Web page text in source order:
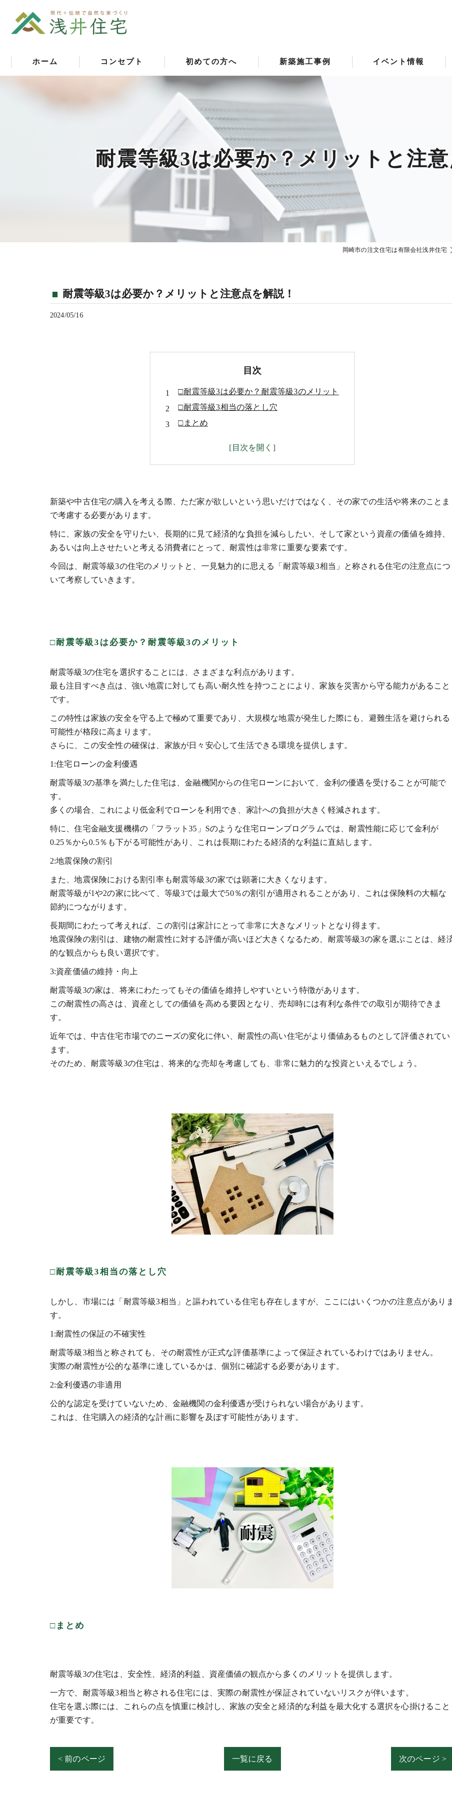
ホーム コンセプト 初めての方へ 新築施工事例 イベント情報
耐震等級3は必要か？メリットと注
岡崎市の注文住宅は有限会社浅井住宅
耐震等級3は必要か？メリットと注意点を解説！
2024/05/16
目次
□耐震等級3は必要か？耐震等級3のメリット
□耐震等級3相当の落とし穴
□まとめ
新築や中古住宅の購入を考える際、ただ家が欲しいという思いだけではなく、その家での生活や将来のことま
で考慮する必要があります。
特に、家族の安全を守りたい、長期的に見て経済的な負担を減らしたい、そして家という資産の価値を維持、
あるいは向上させたいと考える消費者にとって、耐震性は非常に重要な要素です。
今回は、耐震等級3の住宅のメリットと、一見魅力的に思える「耐震等級3相当」と称される住宅の注意点につ
いて考察していきます。
□耐震等級3は必要か？耐震等級3のメリット
耐震等級3の住宅を選択することには、さまざまな利点があります。
最も注目すべき点は、強い地震に対しても高い耐久性を持つことにより、家族を災害から守る能力があること
です。
この特性は家族の安全を守る上で極めて重要であり、大規模な地震が発生した際にも、避難生活を避けられる
可能性が格段に高まります。
さらに、この安全性の確保は、家族が日々安心して生活できる環境を提供します。
1:住宅ローンの金利優遇
耐震等級3の基準を満たした住宅は、金融機関からの住宅ローンにおいて、金利の優遇を受けることが可能で
す。
多くの場合、これにより低金利でローンを利用でき、家計への負担が大きく軽減されます。
特に、住宅金融支援機構の「フラット35」Sのような住宅ローンプログラムでは、耐震性能に応じて金利が
0.25％から0.5％も下がる可能性があり、これは長期にわたる経済的な利益に直結します。
2:地震保険の割引
また、地震保険における割引率も耐震等級3の家では顕著に大きくなります。
耐震等級が1や2の家に比べて、等級3では最大で50％の割引が適用されることがあり、これは保険料の大幅な
節約につながります。
長期間にわたって考えれば、この割引は家計にとって非常に大きなメリットとなり得ます。
地震保険の割引は、建物の耐震性に対する評価が高いほど大きくなるため、耐震等級3の家を選ぶことは、経
的な観点からも良い選択です。
3:資産価値の維持・向上
耐震等級3の家は、将来にわたってもその価値を維持しやすいという特徴があります。
この耐震性の高さは、資産としての価値を高める要因となり、売却時には有利な条件での取引が期待できま
す。
近年では、中古住宅市場でのニーズの変化に伴い、耐震性の高い住宅がより価値あるものとして評価されてい
ます。
そのため、耐震等級3の住宅は、将来的な売却を考慮しても、非常に魅力的な投資といえるでしょう。
□耐震等級3相当の落とし穴
しかし、市場には「耐震等級3相当」と謳われている住宅も存在しますが、ここにはいくつかの注意点があり
す。
1:耐震性の保証の不確実性
耐震等級3相当と称されても、その耐震性が正式な評価基準によって保証されているわけではありません。
実際の耐震性が公的な基準に達しているかは、個別に確認する必要があります。
2:金利優遇の非適用
公的な認定を受けていないため、金融機関の金利優遇が受けられない場合があります。
これは、住宅購入の経済的な計画に影響を及ぼす可能性があります。
□まとめ
耐震等級3の住宅は、安全性、経済的利益、資産価値の観点から多くのメリットを提供します。
一方で、耐震等級3相当と称される住宅には、実際の耐震性が保証されていないリスクが伴います。
住宅を選ぶ際には、これらの点を慎重に検討し、家族の安全と経済的な利益を最大化する選択を心掛けること
が重要です。
< 前のページ 一覧に戻る 次のページ >